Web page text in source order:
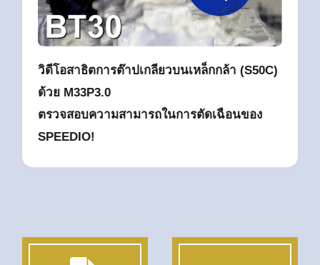
วิดีโอสาธิตการต๊าปเกลียวบนเหล็กกล้า (S50C)
ด้วย M33P3.0
ตรวจสอบความสามารถในการตัดเฉือนของ
SPEEDIO!